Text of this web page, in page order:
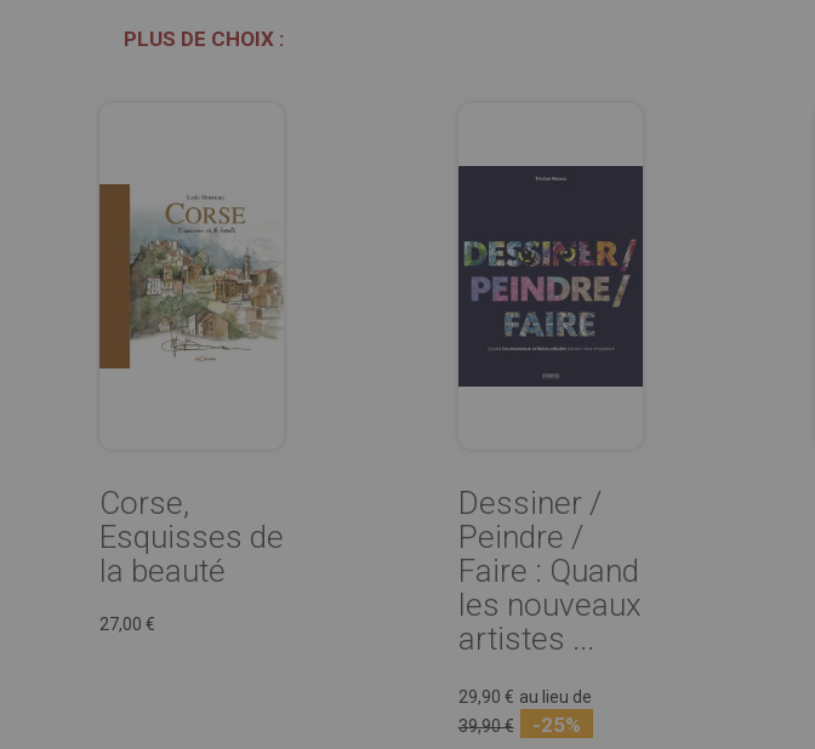
PLUS DE CHOIX :
Corse,
Esquisses de
la beauté
27,00 €
Dessiner /
Peindre /
Faire : Quand
les nouveaux
artistes ...
29,90 € au lieu de
39,90 €
-25%